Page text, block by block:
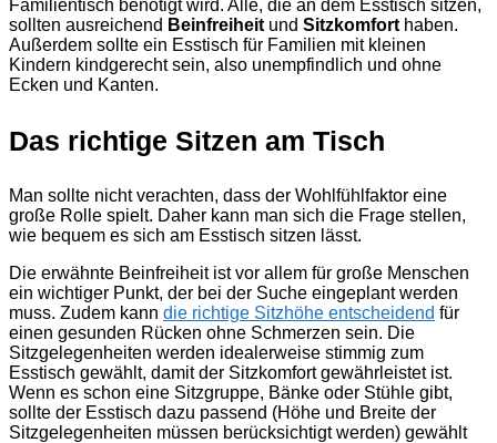
Familientisch benötigt wird. Alle, die an dem Esstisch sitzen,
sollten ausreichend Beinfreiheit und Sitzkomfort haben.
Außerdem sollte ein Esstisch für Familien mit kleinen
Kindern kindgerecht sein, also unempfindlich und ohne
Ecken und Kanten.
Das richtige Sitzen am Tisch
Man sollte nicht verachten, dass der Wohlfühlfaktor eine
große Rolle spielt. Daher kann man sich die Frage stellen,
wie bequem es sich am Esstisch sitzen lässt.
Die erwähnte Beinfreiheit ist vor allem für große Menschen
ein wichtiger Punkt, der bei der Suche eingeplant werden
muss. Zudem kann die richtige Sitzhöhe entscheidend für
einen gesunden Rücken ohne Schmerzen sein. Die
Sitzgelegenheiten werden idealerweise stimmig zum
Esstisch gewählt, damit der Sitzkomfort gewährleistet ist.
Wenn es schon eine Sitzgruppe, Bänke oder Stühle gibt,
sollte der Esstisch dazu passend (Höhe und Breite der
Sitzgelegenheiten müssen berücksichtigt werden) gewählt